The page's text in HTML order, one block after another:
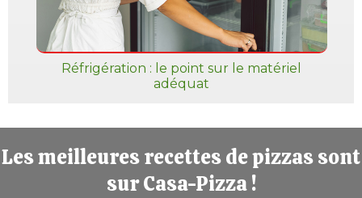
Réfrigération : le point sur le matériel
adéquat
Les meilleures recettes de pizzas sont
sur Casa-Pizza !